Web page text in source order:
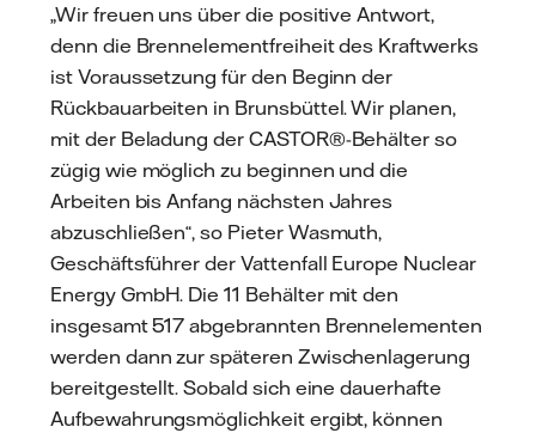
„Wir freuen uns über die positive Antwort,
denn die Brennelementfreiheit des Kraftwerks
ist Voraussetzung für den Beginn der
Rückbauarbeiten in Brunsbüttel. Wir planen,
mit der Beladung der CASTOR®-Behälter so
zügig wie möglich zu beginnen und die
Arbeiten bis Anfang nächsten Jahres
abzuschließen“, so Pieter Wasmuth,
Geschäftsführer der Vattenfall Europe Nuclear
Energy GmbH. Die 11 Behälter mit den
insgesamt 517 abgebrannten Brennelementen
werden dann zur späteren Zwischenlagerung
bereitgestellt. Sobald sich eine dauerhafte
Aufbewahrungsmöglichkeit ergibt, können